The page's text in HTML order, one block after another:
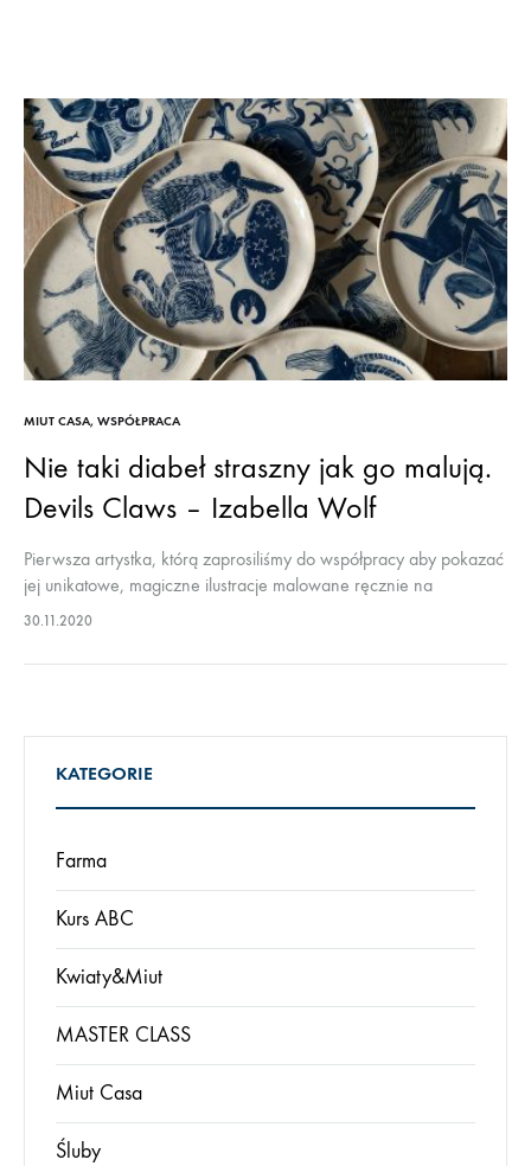
MIUT CASA, WSPÓŁPRACA
Nie taki diabeł straszny jak go malują.
Devils Claws – Izabella Wolf
Pierwsza artystka, którą zaprosiliśmy do współpracy aby pokazać
jej unikatowe, magiczne ilustracje malowane ręcznie na
ceramice. Motywy zawarte na jej ilustracjach pokazują nam
30.11.2020
KATEGORIE
Farma
Kurs ABC
Kwiaty&Miut
MASTER CLASS
Miut Casa
Śluby